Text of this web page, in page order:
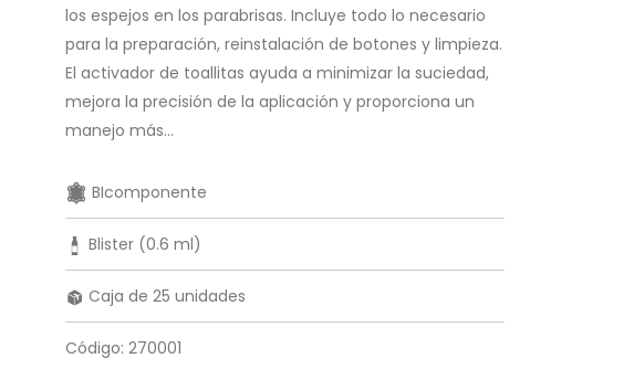
los espejos en los parabrisas. Incluye todo lo necesario
para la preparación, reinstalación de botones y limpieza.
El activador de toallitas ayuda a minimizar la suciedad,
mejora la precisión de la aplicación y proporciona un
manejo más...
BIcomponente
Blister (0.6 ml)
Caja de 25 unidades
Código: 270001